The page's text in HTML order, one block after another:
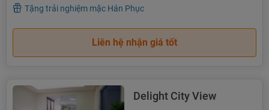
Tặng trải nghiệm mặc Hán Phục
Liên hệ nhận giá tốt
Delight City View